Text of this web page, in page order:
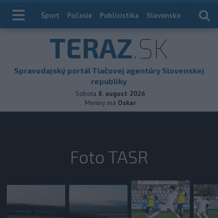
Index
Šport Počasie Publicistika Slovensko
TERAZ.SK
Spravodajský portál Tlačovej agentúry Slovenskej
republiky
Sobota 8. august 2026
Meniny má Oskar
Foto TASR